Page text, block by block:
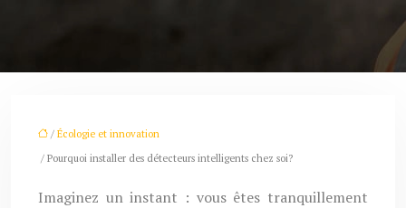
/ Écologie et innovation
/ Pourquoi installer des détecteurs intelligents chez soi?
Imaginez un instant : vous êtes tranquillement